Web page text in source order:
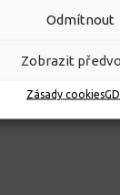
Odmítnout
Zobrazit
Zásady cookies